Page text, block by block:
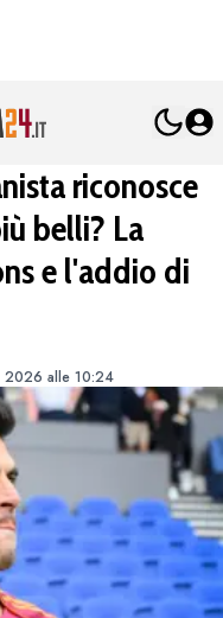
riconosce
belli? La
e l'addio di
2026 alle 10:24